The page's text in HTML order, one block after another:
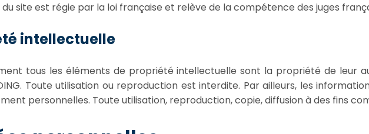
site est régie par la loi française et relève de la compétence des juges
intellectuelle
tous les éléments de propriété intellectuelle sont la propriété de leur
Toute utilisation ou reproduction est interdite. Par ailleurs, les
personnelles. Toute utilisation, reproduction, copie, diffusion à des fins